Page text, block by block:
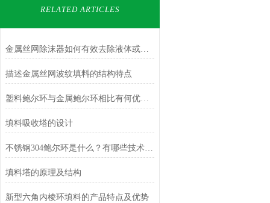
RELATED ARTICLES
金属丝网除沫器如何有效去除液体或气体中的泡沫？
描述金属丝网波纹填料的结构特点
塑料鲍尔环与金属鲍尔环相比有何优势？
填料吸收塔的设计
不锈钢304鲍尔环是什么？有哪些技术特点？
填料塔的原理及结构
新型六角内棱环填料的产品特点及优势